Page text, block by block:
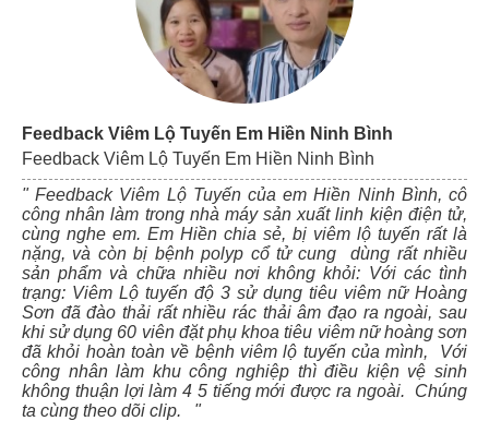
Feedback Viêm Lộ Tuyến Em Hiền Ninh Bình
Feedback Viêm Lộ Tuyến Em Hiền Ninh Bình
" Feedback Viêm Lộ Tuyến của em Hiền Ninh Bình, cô
công nhân làm trong nhà máy sản xuất linh kiện điện tử,
cùng nghe em. Em Hiền chia sẻ, bị viêm lộ tuyến rất là
nặng, và còn bị bệnh polyp cổ tử cung dùng rất nhiều
sản phẩm và chữa nhiều nơi không khỏi: Với các tình
trạng: Viêm Lộ tuyến độ 3 sử dụng tiêu viêm nữ Hoàng
Sơn đã đào thải rất nhiều rác thải âm đạo ra ngoài, sau
khi sử dụng 60 viên đặt phụ khoa tiêu viêm nữ hoàng sơn
đã khỏi hoàn toàn về bệnh viêm lộ tuyến của mình, Với
công nhân làm khu công nghiệp thì điều kiện vệ sinh
không thuận lợi làm 4 5 tiếng mới được ra ngoài. Chúng
ta cùng theo dõi clip. "